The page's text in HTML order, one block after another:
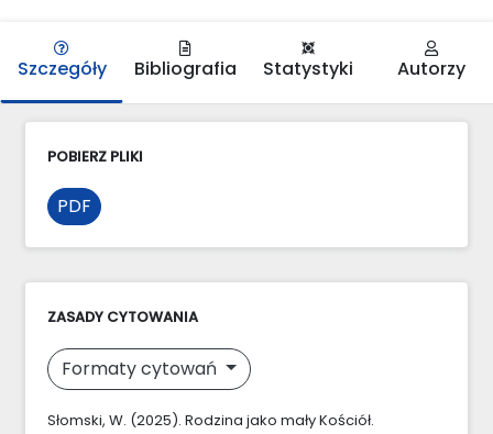
Szczegóły Bibliografia Statystyki Autorzy
POBIERZ PLIKI
PDF
ZASADY CYTOWANIA
Formaty cytowań
Słomski, W. (2025). Rodzina jako mały Kościół.